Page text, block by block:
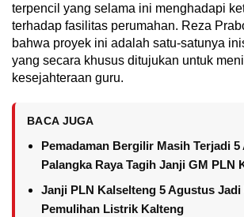
terpencil yang selama ini menghadapi
terhadap fasilitas perumahan. Reza
bahwa proyek ini adalah satu-satunya
yang secara khusus ditujukan untuk
kesejahteraan guru.
BACA JUGA
Pemadaman Bergilir Masih Terjadi
Palangka Raya Tagih Janji GM PLN
Janji PLN Kalselteng 5 Agustus Jadi
Pemulihan Listrik Kalteng